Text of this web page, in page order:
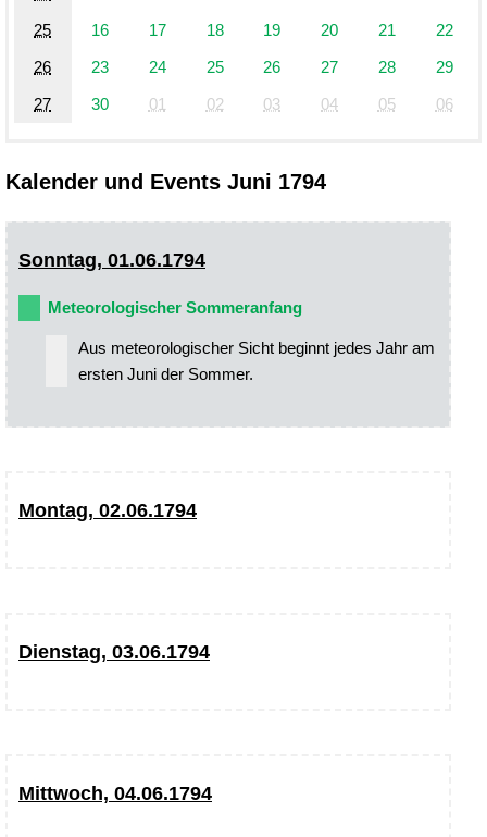
25
16 17 18 19 20 21
22
26
23 24 25 26 27 28
29
27
30 01 02 03 04 05 06
Kalender und Events Juni 1794
Sonntag, 01.06.1794
Meteorologischer Sommeranfang
Aus meteorologischer Sicht beginnt jedes Jahr am
ersten Juni der Sommer.
Montag, 02.06.1794
Dienstag, 03.06.1794
Mittwoch, 04.06.1794